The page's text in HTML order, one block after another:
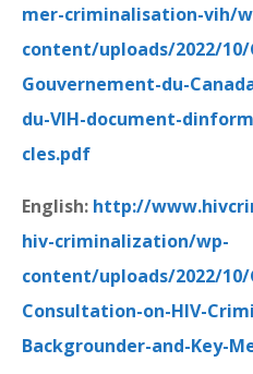
mer-criminalisation-vih/
content/uploads/2022/
Gouvernement-du-
du-VIH-document-
cles.pdf
English: http://
hiv-criminalization/wp-
content/uploads/2022/
Consultation-on-HIV-
Backgrounder-and-Key-